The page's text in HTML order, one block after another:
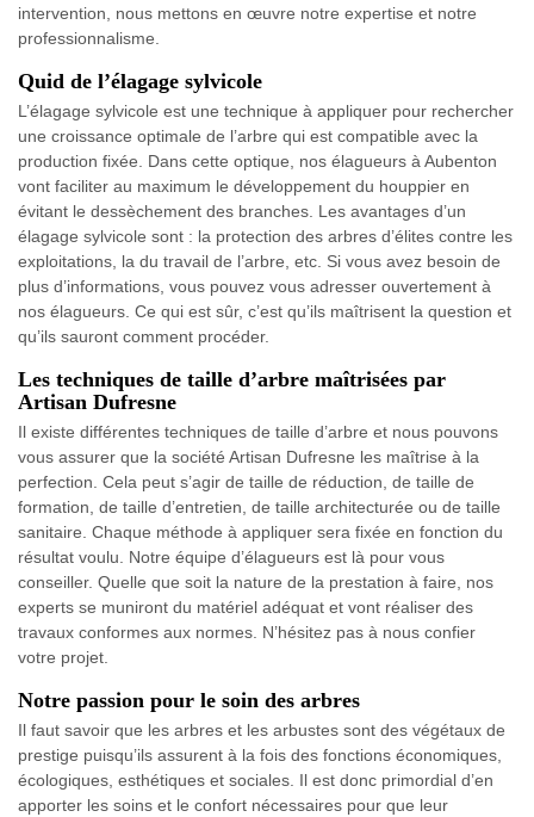
intervention, nous mettons en œuvre notre expertise et notre
professionnalisme.
Quid de l’élagage sylvicole
L’élagage sylvicole est une technique à appliquer pour rechercher
une croissance optimale de l’arbre qui est compatible avec la
production fixée. Dans cette optique, nos élagueurs à Aubenton
vont faciliter au maximum le développement du houppier en
évitant le dessèchement des branches. Les avantages d’un
élagage sylvicole sont : la protection des arbres d’élites contre les
exploitations, la du travail de l’arbre, etc. Si vous avez besoin de
plus d’informations, vous pouvez vous adresser ouvertement à
nos élagueurs. Ce qui est sûr, c’est qu’ils maîtrisent la question et
qu’ils sauront comment procéder.
Les techniques de taille d’arbre maîtrisées par
Artisan Dufresne
Il existe différentes techniques de taille d’arbre et nous pouvons
vous assurer que la société Artisan Dufresne les maîtrise à la
perfection. Cela peut s’agir de taille de réduction, de taille de
formation, de taille d’entretien, de taille architecturée ou de taille
sanitaire. Chaque méthode à appliquer sera fixée en fonction du
résultat voulu. Notre équipe d’élagueurs est là pour vous
conseiller. Quelle que soit la nature de la prestation à faire, nos
experts se muniront du matériel adéquat et vont réaliser des
travaux conformes aux normes. N’hésitez pas à nous confier
votre projet.
Notre passion pour le soin des arbres
Il faut savoir que les arbres et les arbustes sont des végétaux de
prestige puisqu’ils assurent à la fois des fonctions économiques,
écologiques, esthétiques et sociales. Il est donc primordial d’en
apporter les soins et le confort nécessaires pour que leur